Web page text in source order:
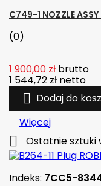
C749-1 NOZZLE ASSY
(0)
1 900,00 zł brutto
1 544,72 zł netto
 Dodaj do
Więcej
 Ostatnie sztuki
Indeks: 7CC5-